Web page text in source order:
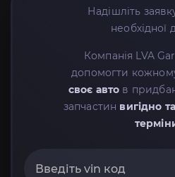
Надішліть
необхідної
Компанія LVA
допомогти
своє авто в
запчастин вигідно